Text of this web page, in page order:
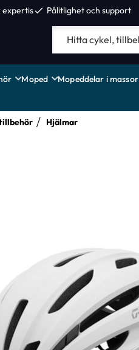
expertischeck Pålitlighet och support
Moped Mopeddelar i massor
Hjälmar